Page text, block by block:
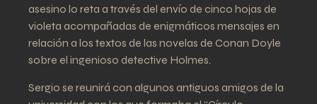
asesino lo reta a través del envío de cinco hojas de
violeta acompañadas de enigmáticos mensajes en
relación a los textos de las novelas de Conan Doyle
sobre el ingenioso detective Holmes.
Sergio se reunirá con algunos antiguos amigos de la